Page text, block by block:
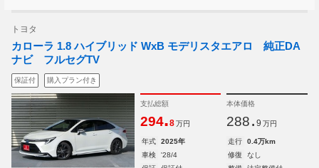
トヨタ
カローラ 1.8 ハイブリッド WxB モデリスタエアロ 純正DA
ナビ フルセグTV
保証付 購入プラン付き
支払総額
294.8 万円
本体価格
288. 9 万円
年式 2025年 走行
0.4万km
車検
'28/4 修復
なし